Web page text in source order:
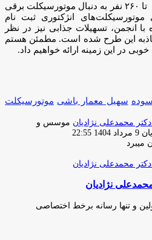
او افزود:از این تعداد، حدود ۲۵۰ تا ۲۶۰ نفر به دنبال موتورسیکلت برقی
انژکتوری ثبت نام
با انجمن، تسهیلات جذابی نیز در نظر
این طرح شده است. مطمئن هستم
در این زمینه ارائه خواهیم داد.
سهیل معمار باشی موتورسیکلت
موسس و
ارسال
ایمیل
9 مرداد 1404 22:55
نژادیان
و تنها رسانه برخط اختصاصی